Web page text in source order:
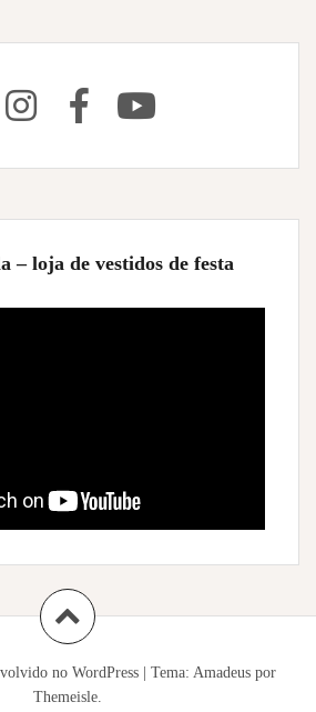
– loja de vestidos de festa
no WordPress | Tema: Amadeus por
Themeisle.